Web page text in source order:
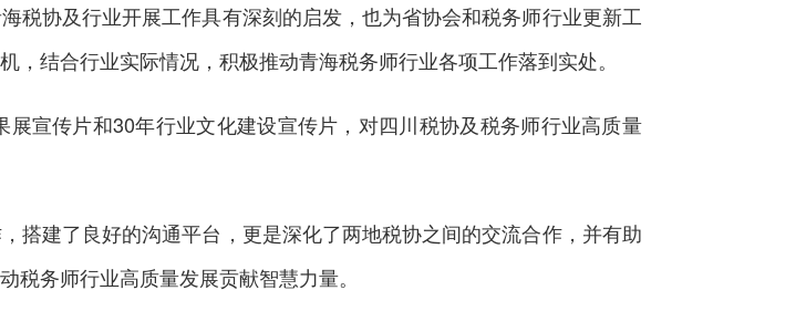
税协及行业开展工作具有深刻的启发，也为省协会和税务师行业更新工
结合行业实际情况，积极推动青海税务师行业各项工作落到实处。
传片和30年行业文化建设宣传片，对四川税协及税务师行业高质量
建了良好的沟通平台，更是深化了两地税协之间的交流合作，并有助
务师行业高质量发展贡献智慧力量。